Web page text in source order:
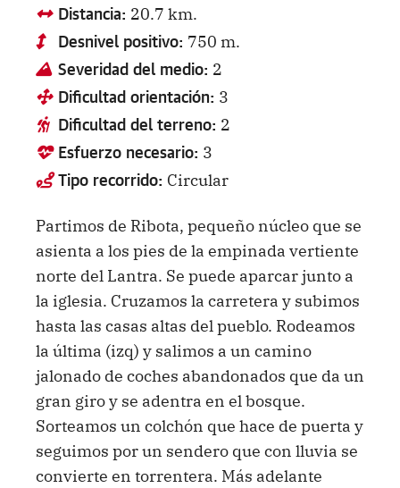
Distancia: 20.7 km.
Desnivel positivo: 750 m.
Severidad del medio: 2
Dificultad orientación: 3
Dificultad del terreno: 2
Esfuerzo necesario: 3
Tipo recorrido: Circular
Partimos de Ribota, pequeño núcleo que se
asienta a los pies de la empinada vertiente
norte del Lantra. Se puede aparcar junto a
la iglesia. Cruzamos la carretera y subimos
hasta las casas altas del pueblo. Rodeamos
la última (izq) y salimos a un camino
jalonado de coches abandonados que da un
gran giro y se adentra en el bosque.
Sorteamos un colchón que hace de puerta y
seguimos por un sendero que con lluvia se
convierte en torrentera. Más adelante